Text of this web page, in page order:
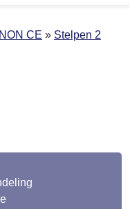
CE Stelpen 2